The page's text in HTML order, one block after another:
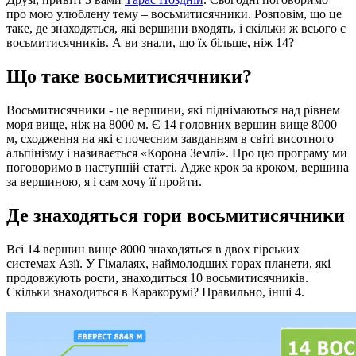
про мою улюблену тему – восьмитисячники. Розповім, що це
таке, де знаходяться, які вершини входять, і скільки ж всього є
восьмитисячників. А ви знали, що їх більше, ніж 14?
Що таке восьмитисячники?
Восьмитисячники - це вершини, які піднімаються над рівнем
моря вище, ніж на 8000 м. Є 14 головних вершин вище 8000
м, сходження на які є почесним завданням в світі висотного
альпінізму і називається «Корона Землі». Про цю програму ми
поговоримо в наступній статті. Адже крок за кроком, вершина
за вершиною, я і сам хочу її пройти.
Де знаходяться гори восьмитисячники
Всі 14 вершин вище 8000 знаходяться в двох гірських
системах Азії. У Гімалаях, наймолодших горах планети, які
продовжують рости, знаходиться 10 восьмитисячників.
Скільки знаходиться в Каракорумі? Правильно, інші 4.